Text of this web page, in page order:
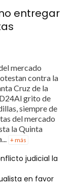
entregar
mercado
contra la
Cruz de la
grito de
siempre de
del mercado
la Quinta
+ más
judicial la
en favor